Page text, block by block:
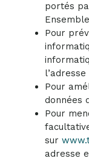
portés
Pour
Pour
données
Pour
sur
adresse